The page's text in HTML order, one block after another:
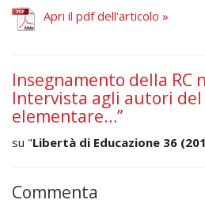
Apri il pdf dell'articolo »
Insegnamento della RC
Intervista agli autori del
elementare…”
su "Libertà di Educazione 36
Commenta